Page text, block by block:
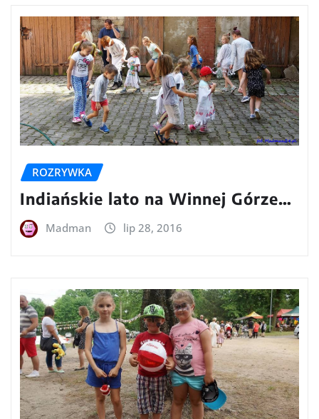
ROZRYWKA
Indiańskie lato na Winnej Górze…
Madman lip 28, 2016